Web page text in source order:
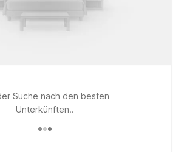
Suche nach den besten
Unterkünften..